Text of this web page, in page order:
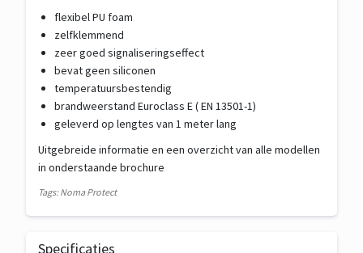
flexibel PU foam
zelfklemmend
zeer goed signaliseringseffect
bevat geen siliconen
temperatuursbestendig
brandweerstand Euroclass E ( EN 13501-1)
geleverd op lengtes van 1 meter lang
Uitgebreide informatie en een overzicht van alle modellen
in onderstaande brochure
Tags: Noma Protect
Specificaties